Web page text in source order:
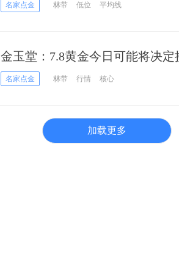
名家点金 林带 低位 平均线
金玉堂：7.8黄金今日可能将决
到底偏向何方？
名家点金 林带 行情 核心
加载更多